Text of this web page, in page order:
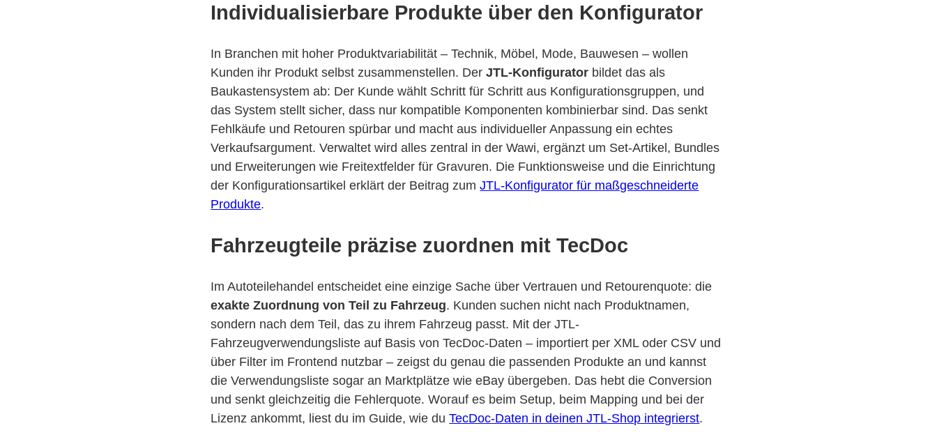
Individualisierbare Produkte über den Konfigurator
In Branchen mit hoher Produktvariabilität – Technik, Möbel, Mode, Bauwesen – wollen
Kunden ihr Produkt selbst zusammenstellen. DerJTL-Konfigurator bildet das als
Baukastensystem ab: Der Kunde wählt Schritt für Schritt aus Konfigurationsgruppen, und
das System stellt sicher, dass nur kompatible Komponenten kombinierbar sind. Das senkt
Fehlkäufe und Retouren spürbar und macht aus individueller Anpassung ein echtes
Verkaufsargument. Verwaltet wird alles zentral in der Wawi, ergänzt um Set-Artikel, Bundles
und Erweiterungen wie Freitextfelder für Gravuren. Die Funktionsweise und die Einrichtung
der Konfigurationsartikel erklärt der Beitrag zumJTL-Konfigurator für maßgeschneiderte
Produkte.
Fahrzeugteile präzise zuordnen mit TecDoc
Im Autoteilehandel entscheidet eine einzige Sache über Vertrauen und Retourenquote: die
exakte Zuordnung von Teil zu Fahrzeug. Kunden suchen nicht nach Produktnamen,
sondern nach dem Teil, das zu ihrem Fahrzeug passt. Mit der JTL-
Fahrzeugverwendungsliste auf Basis von TecDoc-Daten – importiert per XML oder CSV und
über Filter im Frontend nutzbar – zeigst du genau die passenden Produkte an und kannst
die Verwendungsliste sogar an Marktplätze wie eBay übergeben. Das hebt die Conversion
und senkt gleichzeitig die Fehlerquote. Worauf es beim Setup, beim Mapping und bei der
Lizenz ankommt, liest du im Guide, wie duTecDoc-Daten in deinen JTL-Shop integrierst.